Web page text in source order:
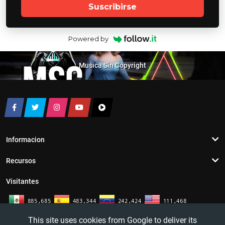
Suscribirse
Powered by
Musica Sin Copyright
Informacion
Recursos
Visitantes
This site uses cookies from Google to deliver its